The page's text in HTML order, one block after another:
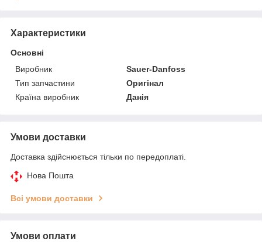
Характеристики
Основні
Виробник
Sauer-Danfoss
Тип запчастини
Оригінал
Країна виробник
Данія
Умови доставки
Доставка здійснюється тільки по передоплаті.
Нова Пошта
Всі умови доставки
Умови оплати